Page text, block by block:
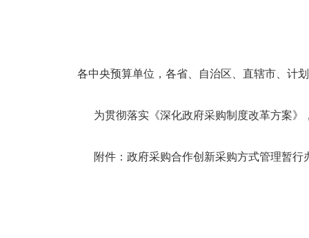
各中央预算单位，各省、自治区、直辖市、计
为贯彻落实《深化政府采购制度改革方案》
附件：政府采购合作创新采购方式管理暂行